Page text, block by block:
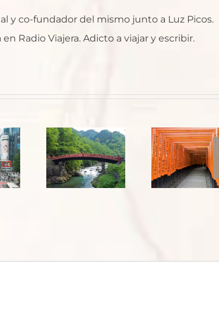
y co-fundador del mismo junto a Luz Picos.
Radio Viajera. Adicto a viajar y escribir.
de
Kyoto,
templos
de Nara y
santuario